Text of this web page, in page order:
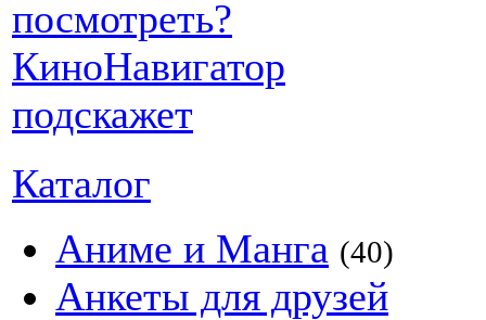
Каталог
Аниме и Манга (40)
Анкеты для друзей